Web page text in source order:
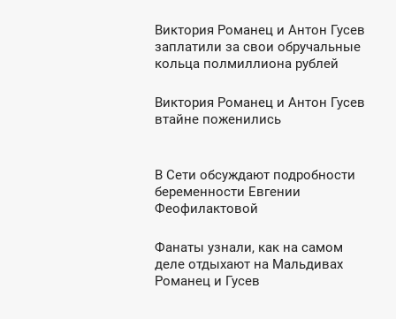
Виктория Романец и Антон Гусев
заплатили за свои обручальные
кольца полмиллиона рублей
Виктория Романец и Антон Гусев
втайне поженились
В Сети обсуждают подробности
беременности Евгении
Феофилактовой
Фанаты узнали, как на самом
деле отдыхают на Мальдивах
Романец и Гусев